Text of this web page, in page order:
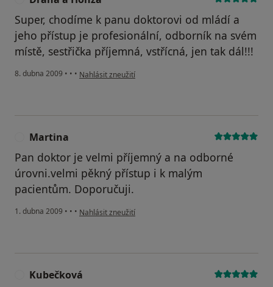
Super, chodíme k panu doktorovi od mládí a
jeho přístup je profesionální, odborník na svém
místě, sestřička příjemná, vstřícná, jen tak dál!!!
8. dubna 2009 • • • podle názoru uživatele Draha a Honza
Nahlásit zneužití
Martina
Pan doktor je velmi příjemný a na odborné
úrovni.velmi pěkný přístup i k malým
pacientům. Doporučuji.
1. dubna 2009 • • • podle názoru uživatele Martina
Nahlásit zneužití
Kubečková